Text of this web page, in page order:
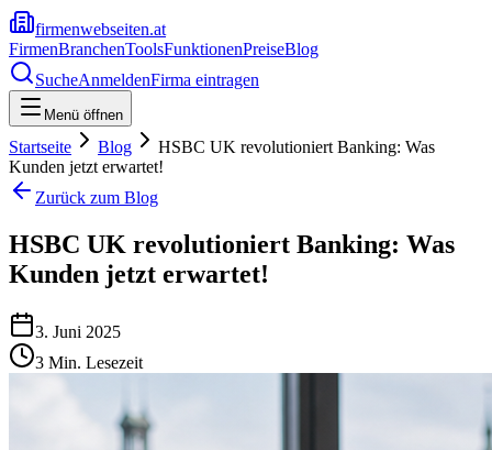
firmenwebseiten.at
FirmenBranchenToolsFunktionenPreiseBlog
SucheAnmeldenFirma eintragen
Menü öffnen
Startseite Blog
HSBC UK revolutioniert Banking: Was
Kunden jetzt erwartet!
Zurück zum Blog
HSBC UK revolutioniert Banking: Was
Kunden jetzt erwartet!
3. Juni 2025
3 Min. Lesezeit